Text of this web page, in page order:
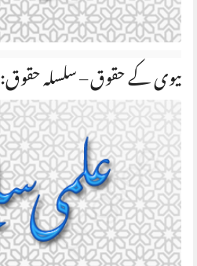
بیوی کے حقوق – سلسلہ حقوق: 11